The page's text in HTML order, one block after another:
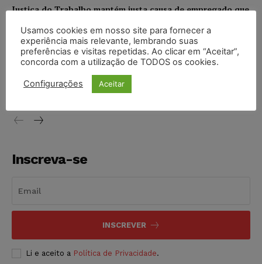
Justiça do Trabalho mantém justa causa de empregado que
NOTÍCIAS 07/08/2026
Justiça de SP decreta prisão de suspeito investigado na
07/08/2026
Inscreva-se
INSCREVER
Li e aceito a Política de Privacidade.
Usamos cookies em nosso site para fornecer a
experiência mais relevante, lembrando suas
preferências e visitas repetidas. Ao clicar em “Aceitar”,
concorda com a utilização de TODOS os cookies.
Configurações Aceitar